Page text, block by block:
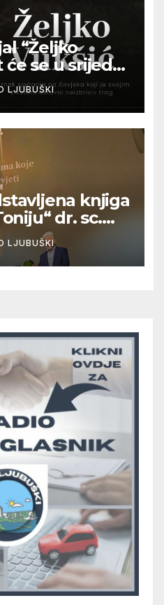
“Željko
će se u srijedu
LJUBUŠKI
knjiga
dr. sc.
LJUBUŠKI